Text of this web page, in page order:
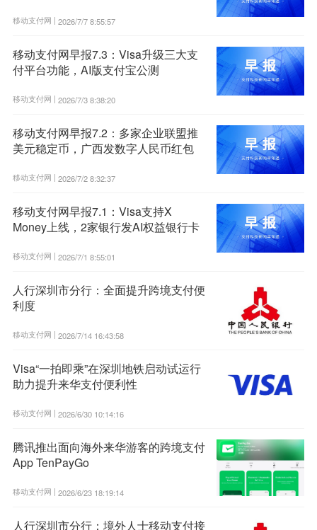
移动支付网 | 2026/7/7 8:55:57
移动支付网早报7.3：Visa升级三大支
付平台功能，AI版支付宝公测
移动支付网 | 2026/7/3 8:38:20
移动支付网早报7.2：多家企业联盟推
美元稳定币，广西发数字人民币红包
移动支付网 | 2026/7/2 8:32:37
移动支付网早报7.1：Visa支持X
Money上线，2家银行发AI权益银行卡
移动支付网 | 2026/7/1 8:55:01
人行深圳市分行：全面提升跨境支付便
利度
移动支付网 | 2026/7/14 16:43:58
Visa“一拍即乘”在深圳地铁启动试运行
助力提升来华支付便利性
移动支付网 | 2026/6/30 10:14:16
腾讯推出面向海外来华游客的跨境支付
App TenPayGo
移动支付网 | 2026/6/23 18:19:14
人行深圳市分行：境外人士移动支付接